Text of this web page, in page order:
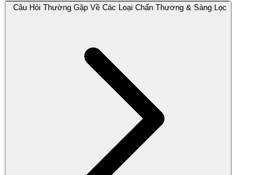
Câu Hỏi Thường Gặp Về Các Loại Chấn Thương & Sàng Lọc